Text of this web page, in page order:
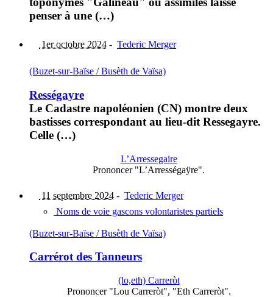
penser à une (…)
1er octobre 2024 - Tederic Merger
(Buzet-sur-Baïse / Busèth de Vaïsa)
Rességayre
Le Cadastre napoléonien (CN) montre deux
bastisses correspondant au lieu-dit Ressegayre.
Celle (…)
L’Arressegaire
Prononcer "L’Arrességaÿre".
11 septembre 2024 - Tederic Merger
Noms de voie gascons volontaristes partiels
(Buzet-sur-Baïse / Busèth de Vaïsa)
Carrérot des Tanneurs
(lo,eth) Carreròt
Prononcer "Lou Carreròt", "Eth Carreròt".